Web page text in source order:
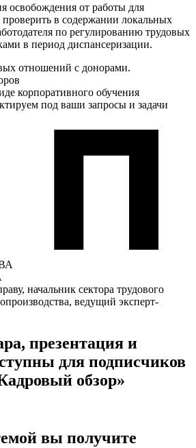
освобождения от работы для
в содержании локальных
по регулированию трудовых
в период диспансеризации.
корпоративного обучения
под ваши запросы и задачи
начальник сектора трудового
ведущий эксперт-
презентация и
для подписчиков
обзор»
вы получите